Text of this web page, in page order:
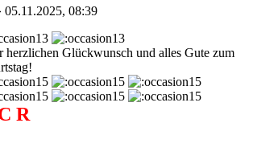
05.11.2025, 08:39
Glückwunsch und alles Gute zum
R